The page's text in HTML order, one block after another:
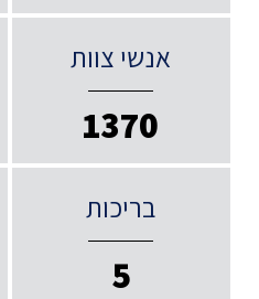
אנשי צוות
1370
בריכות
5